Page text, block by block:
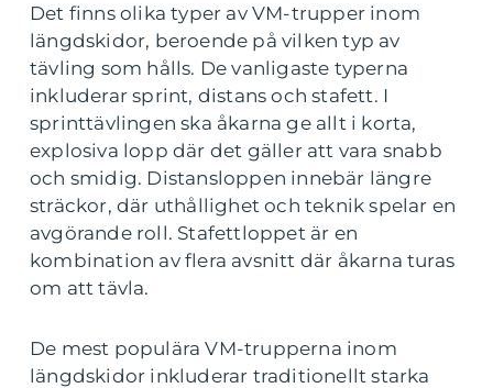
Det finns olika typer av VM-trupper inom
längdskidor, beroende på vilken typ av
tävling som hålls. De vanligaste typerna
inkluderar sprint, distans och stafett. I
sprinttävlingen ska åkarna ge allt i korta,
explosiva lopp där det gäller att vara snabb
och smidig. Distansloppen innebär längre
sträckor, där uthållighet och teknik spelar en
avgörande roll. Stafettloppet är en
kombination av flera avsnitt där åkarna turas
om att tävla.
De mest populära VM-trupperna inom
längdskidor inkluderar traditionellt starka